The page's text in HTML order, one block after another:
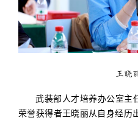
王晓
武装部人才培养办公室主
荣誉获得者王晓丽从自身经历